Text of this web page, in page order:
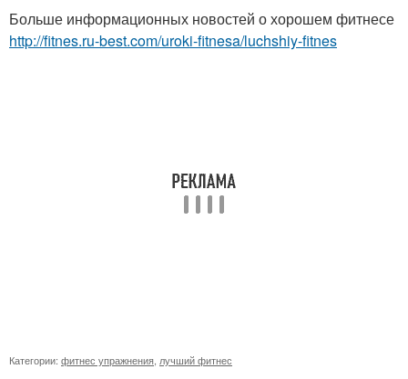
Больше информационных новостей о хорошем фитнесе
http://fitnes.ru-best.com/uroki-fitnesa/luchshiy-fitnes
Категории: фитнес упражнения лучший фитнес